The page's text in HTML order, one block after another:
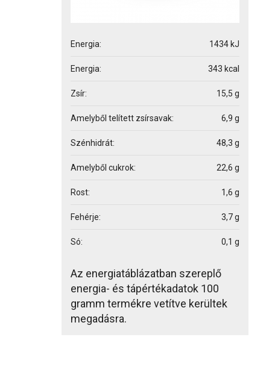
Energia: 1434 kJ
Energia: 343 kcal
Zsír: 15,5 g
Amelyből telített zsírsavak: 6,9 g
Szénhidrát: 48,3 g
Amelyből cukrok: 22,6 g
Rost: 1,6 g
Fehérje: 3,7 g
Só: 0,1 g
Az energiatáblázatban szereplő
energia- és tápértékadatok 100
gramm termékre vetítve kerültek
megadásra.